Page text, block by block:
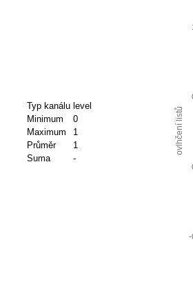
Typ kanálu level
Minimum
0
Maximum
1
Průměr
1
Suma
-
ovlhčení listů
-